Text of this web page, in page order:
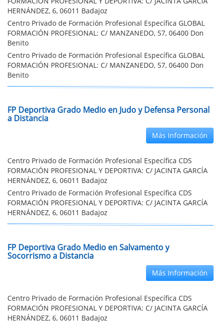
HERNÁNDEZ, 6, 06011 Badajoz
Centro Privado de Formación Profesional Específica GLOBAL
FORMACIÓN PROFESIONAL: C/ MANZANEDO, 57, 06400 Don
Benito
Centro Privado de Formación Profesional Específica GLOBAL
FORMACIÓN PROFESIONAL: C/ MANZANEDO, 57, 06400 Don
Benito
FP Deportiva Grado Medio en Judo y Defensa Personal
a Distancia
Más Información
Centro Privado de Formación Profesional Específica CDS
FORMACIÓN PROFESIONAL Y DEPORTIVA: C/ JACINTA GARCÍA
HERNÁNDEZ, 6, 06011 Badajoz
Centro Privado de Formación Profesional Específica CDS
FORMACIÓN PROFESIONAL Y DEPORTIVA: C/ JACINTA GARCÍA
HERNÁNDEZ, 6, 06011 Badajoz
FP Deportiva Grado Medio en Salvamento y
Socorrismo a Distancia
Más Información
Centro Privado de Formación Profesional Específica CDS
FORMACIÓN PROFESIONAL Y DEPORTIVA: C/ JACINTA GARCÍA
HERNÁNDEZ, 6, 06011 Badajoz